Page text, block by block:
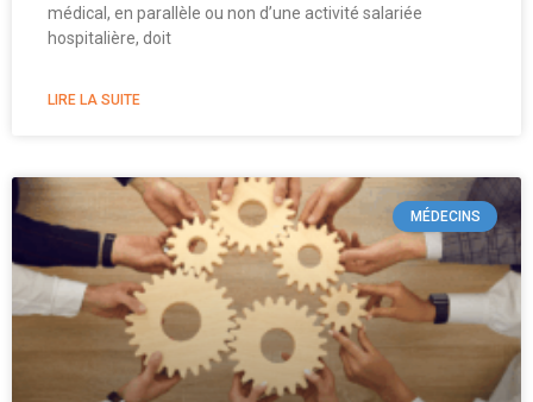
médical, en parallèle ou non d’une activité salariée
hospitalière, doit
LIRE LA SUITE
MÉDECINS